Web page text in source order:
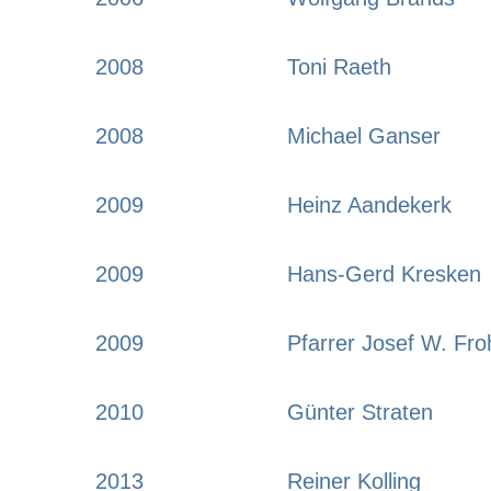
2008 Toni Raeth
2008 Michael Ganser
2009 Heinz Aandekerk
2009 Hans-Gerd Kresken
2009 Pfarrer Josef W.
2010 Günter Straten
2013 Reiner Kolling